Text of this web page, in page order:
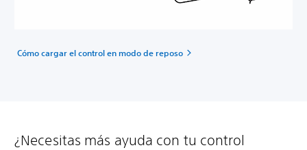
Cómo cargar el control en modo de reposo
¿Necesitas más ayuda con tu control